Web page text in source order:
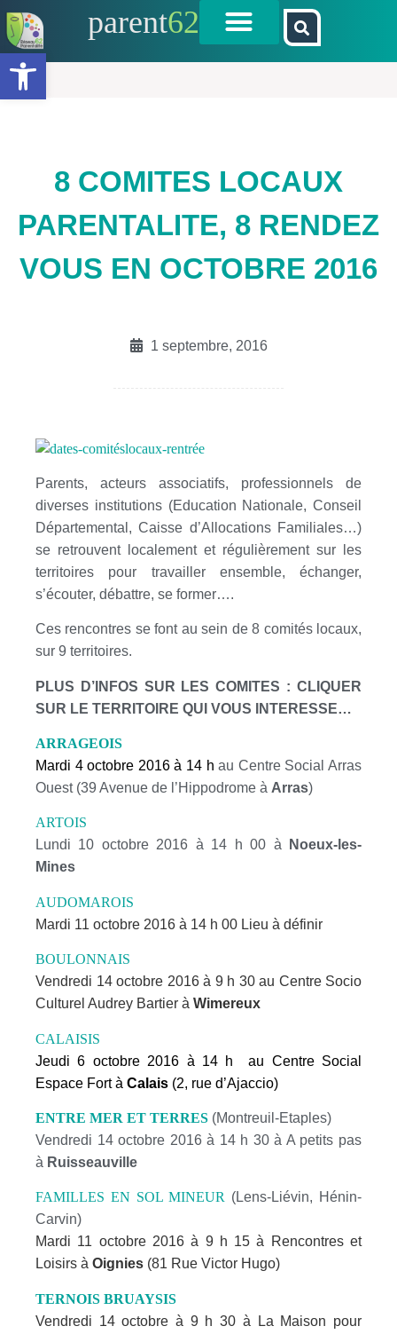
Ouvrir la barre d’outils
parent62
8 COMITES LOCAUX
PARENTALITE, 8 RENDEZ
VOUS EN OCTOBRE 2016
1 septembre, 2016
Parents, acteurs associatifs, professionnels de
diverses institutions (Education Nationale, Conseil
Départemental, Caisse d’Allocations Familiales…)
se retrouvent localement et régulièrement sur les
territoires pour travailler ensemble, échanger,
s’écouter, débattre, se former….
Ces rencontres se font au sein de 8 comités locaux,
sur 9 territoires.
PLUS D’INFOS SUR LES COMITES : CLIQUER
SUR LE TERRITOIRE QUI VOUS INTERESSE…
ARRAGEOIS
Mardi 4 octobre 2016 à 14 h au Centre Social Arras
Ouest (39 Avenue de l’Hippodrome à Arras)
ARTOIS
Lundi 10 octobre 2016 à 14 h 00 à
Noeux-les-
Mines
AUDOMAROIS
Mardi 11 octobre 2016 à 14 h 00 Lieu à définir
BOULONNAIS
Vendredi 14 octobre 2016 à 9 h 30 au Centre Socio
Culturel Audrey Bartier à Wimereux
CALAISIS
Jeudi 6 octobre 2016 à 14 h
au Centre Social
Espace Fort à Calais (2, rue d’Ajaccio)
ENTRE MER ET TERRES (Montreuil-Etaples)
Vendredi 14 octobre 2016 à 14 h 30 à A petits pas
à Ruisseauville
FAMILLES EN SOL MINEUR (Lens-Liévin, Hénin-
Carvin)
Mardi 11 octobre 2016 à 9 h 15 à Rencontres et
Loisirs à Oignies (81 Rue Victor Hugo)
TERNOIS BRUAYSIS
Vendredi 14 octobre à 9 h 30 à La Maison pour